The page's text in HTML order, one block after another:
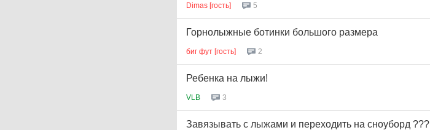
Dimas [гость] 5
Горнолыжные ботинки большого размера
биг фут [гость] 2
Ребенка на лыжи!
VLB 3
Завязывать с лыжами и переходить на сноуборд ???